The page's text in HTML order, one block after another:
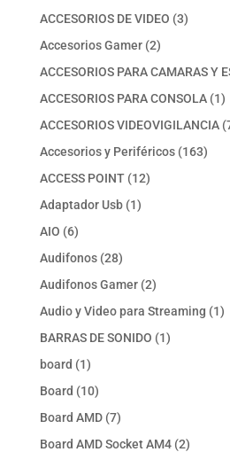
ACCESORIOS DE VIDEO 33
Accesorios Gamer 22
productos
ACCESORIOS PARA CAMARAS Y
ACCESORIOS PARA CONSOLA 11
ACCESORIOS VIDEOVIGILANCIA
Accesorios y Periféricos 163163
ACCESS POINT 1212
Adaptador Usb 11
AIO 66
productos
Audifonos 2828
productos
Audifonos Gamer 22
productos
Audio y Video para Streaming 11
BARRAS DE SONIDO 11
board 11
producto
Board 1010
productos
Board AMD 77
productos
Board AMD Socket AM4 22